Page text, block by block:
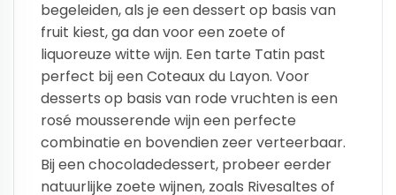
begeleiden, als je een dessert op basis van
fruit kiest, ga dan voor een zoete of
liquoreuze witte wijn. Een tarte Tatin past
perfect bij een Coteaux du Layon. Voor
desserts op basis van rode vruchten is een
rosé mousserende wijn een perfecte
combinatie en bovendien zeer verteerbaar.
Bij een chocoladedessert, probeer eerder
natuurlijke zoete wijnen, zoals Rivesaltes of